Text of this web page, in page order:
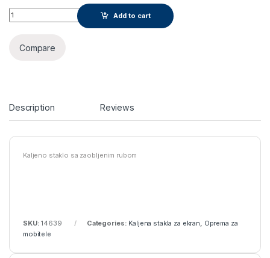
Kaljeno za ekran motorola g9 quantityAdd to cart
Compare
Description Reviews
Kaljeno staklo sa zaobljenim rubom
SKU:14639 Categories: Kaljena stakla za ekran
Oprema za
mobitele